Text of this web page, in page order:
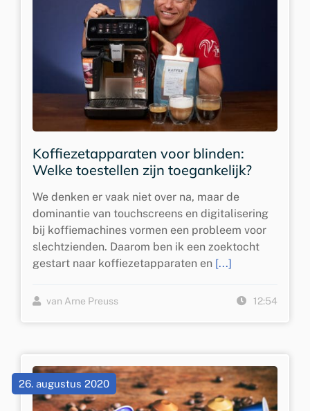
Koffiezetapparaten voor blinden:
Welke toestellen zijn toegankelijk?
We denken er vaak niet over na, maar de
dominantie van touchscreens en digitalisering
bij koffiemachines vormen een probleem voor
slechtzienden. Daarom ben ik een zoektocht
gestart naar koffiezetapparaten en [...]
van Arne Preuss 12:54
26. augustus 2020